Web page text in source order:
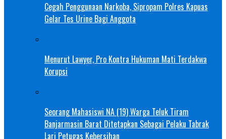
Cegah Penggunaan Narkoba, Sipropam Polres Kapuas
Gelar Tes Urine Bagi Anggota
Menurut Lawyer, Pro Kontra Hukuman Mati Terdakwa
Korupsi
Seorang Mahasiswi NA (19) Warga Teluk Tiram
Banjarmasin Barat Ditetapkan Sebagai Pelaku Tabrak
Lari Petugas Kebersihan